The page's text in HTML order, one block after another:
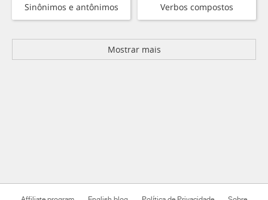
Sinônimos e antônimos Verbos compostos
Mostrar mais